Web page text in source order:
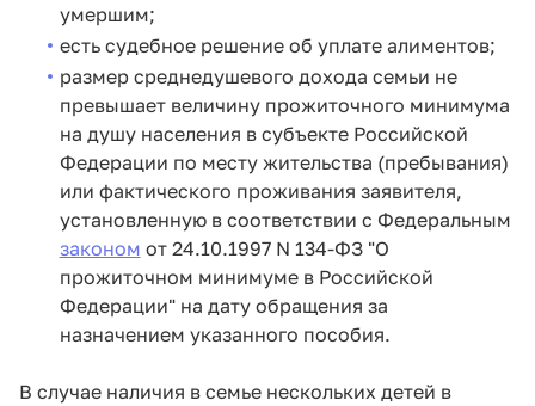
умершим;
есть судебное решение об уплате алиментов;
размер среднедушевого дохода семьи не
превышает величину прожиточного минимума
на душу населения в субъекте Российской
Федерации по месту жительства (пребывания)
или фактического проживания заявителя,
установленную в соответствии с Федеральным
законом от 24.10.1997 N 134-ФЗ "О
прожиточном минимуме в Российской
Федерации" на дату обращения за
назначением указанного пособия.
В случае наличия в семье нескольких детей в